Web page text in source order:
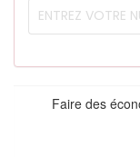
Faire des